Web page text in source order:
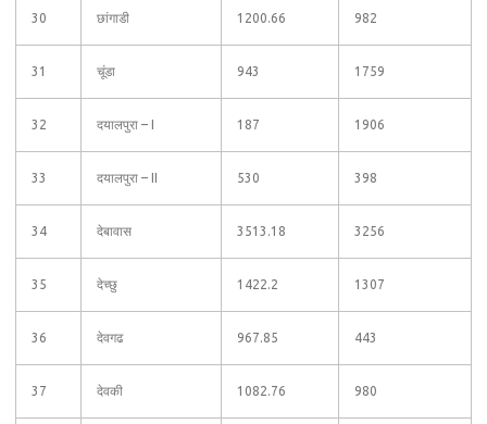
30 छांगाडी 1200.66 982
31 चूंडा 943 1759
32 दयालपुरा – I 187 1906
33 दयालपुरा – II 530 398
34 देबावास 3513.18 3256
35 देच्छु 1422.2 1307
36 देवगढ 967.85 443
37 देवकी 1082.76 980